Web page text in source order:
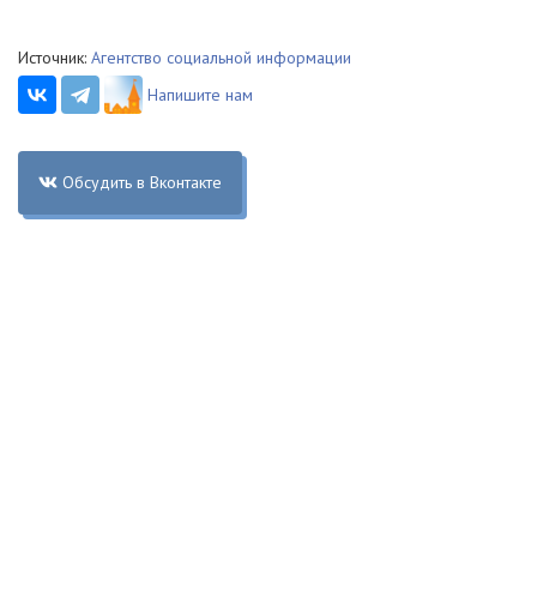
Источник: Агентство социальной информации
Напишите нам
Обсудить в Вконтакте